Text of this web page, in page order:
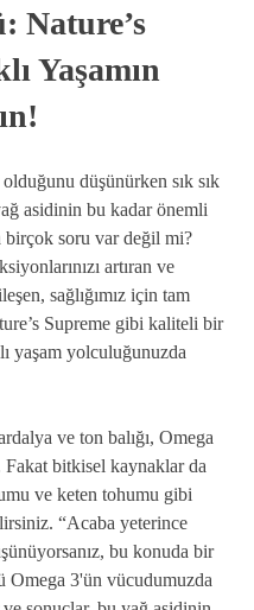
Nature’s
Yaşamın
düşünürken sık sık
asidinin bu kadar önemli
birçok soru var değil mi?
artıran ve
sağlığımız için tam
Supreme gibi kaliteli bir
yaşam yolculuğunuzda
ve ton balığı, Omega
Fakat bitkisel kaynaklar da
ve keten tohumu gibi
“Acaba yeterince
bu konuda bir
Omega 3'ün vücudumuzda